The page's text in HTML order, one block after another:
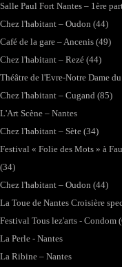
Salle Paul Fort Nantes – 1ère
Chez l'habitant – Oudon (44)
Café de la gare – Ancenis (49)
Chez l'habitant – Rezé (44)
Théâtre de l'Evre-Notre Dame
Chez l'habitant – Cugand (85)
L'Art Scène – Nantes
Chez l'habitant – Sète (34)
Festival « Folie des Mots » à
(34)
Chez l'habitant – Oudon (44)
La Toue de Nantes Croisière
Festival Tous lez'arts - Condom
La Perle - Nantes
La Ribine – Nantes